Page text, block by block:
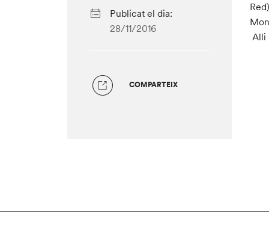
Publicat el dia:
28/11/2016
COMPARTEIX
Alli